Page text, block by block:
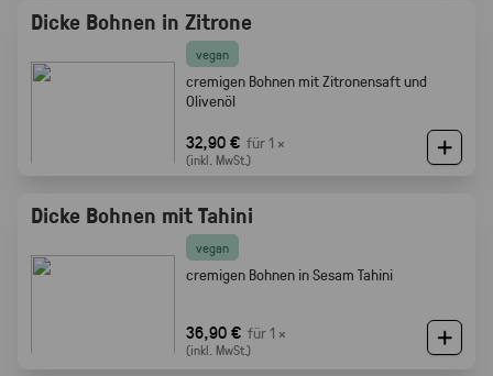
Dicke Bohnen in Zitrone
vegan
cremigen Bohnen mit Zitronensaft und
Olivenöl
32,90 € für 1 ×
(inkl. MwSt.)
Dicke Bohnen mit Tahini
vegan
cremigen Bohnen in Sesam Tahini
36,90 € für 1 ×
(inkl. MwSt.)